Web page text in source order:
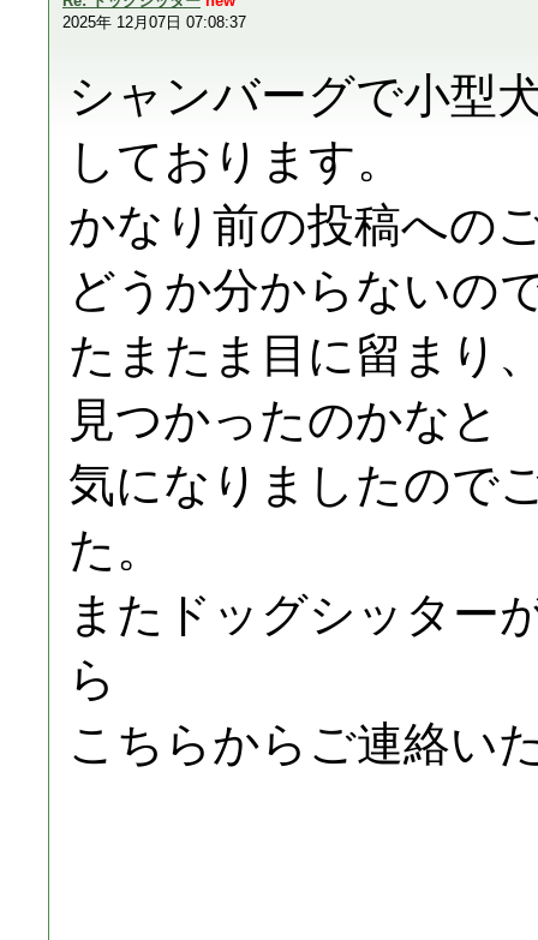
2025年 12月07日 07:08:37
シャンバーグで小型
しております。
かなり前の投稿への
どうか分からないの
たまたま目に留まり
見つかったのかなと
気になりましたので
た。
またドッグシッター
ら
こちらからご連絡い